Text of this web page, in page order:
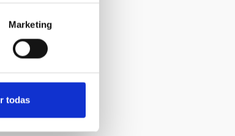
Marketing
todas